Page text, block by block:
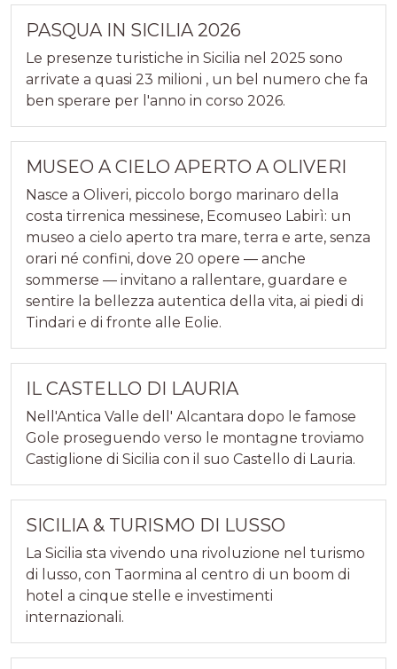
PASQUA IN SICILIA 2026
Le presenze turistiche in Sicilia nel 2025 sono
arrivate a quasi 23 milioni , un bel numero che fa
ben sperare per l'anno in corso 2026.
MUSEO A CIELO APERTO A OLIVERI
Nasce a Oliveri, piccolo borgo marinaro della
costa tirrenica messinese, Ecomuseo Labirì: un
museo a cielo aperto tra mare, terra e arte, senza
orari né confini, dove 20 opere — anche
sommerse — invitano a rallentare, guardare e
sentire la bellezza autentica della vita, ai piedi di
Tindari e di fronte alle Eolie.
IL CASTELLO DI LAURIA
Nell'Antica Valle dell' Alcantara dopo le famose
Gole proseguendo verso le montagne troviamo
Castiglione di Sicilia con il suo Castello di Lauria.
SICILIA & TURISMO DI LUSSO
La Sicilia sta vivendo una rivoluzione nel turismo
di lusso, con Taormina al centro di un boom di
hotel a cinque stelle e investimenti
internazionali.